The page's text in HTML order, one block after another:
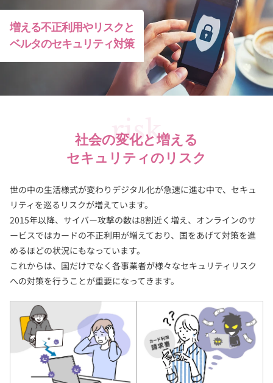
増える不正利用やリスクと
ベルタのセキュリティ対策
risk
社会の変化と増える
セキュリティのリスク
世の中の生活様式が変わりデジタル化が急速に進む中で、セキュ
リティを巡るリスクが増えています。
2015年以降、サイバー攻撃の数は8割近く増え、オンラインのサ
ービスではカードの不正利用が増えており、 国をあげて対策を進
めるほどの状況にもなっています。
これからは、国だけでなく各事業者が様々なセキュリティリスク
への対策を行うことが重要になってきます。